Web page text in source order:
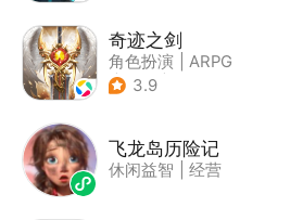
奇迹之剑
角色扮演
ARPG
| 传奇
3.9
飞龙岛历险记
休闲益智 经营